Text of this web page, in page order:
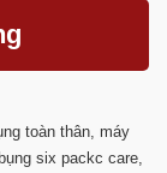
toàn thân máy
six packc care